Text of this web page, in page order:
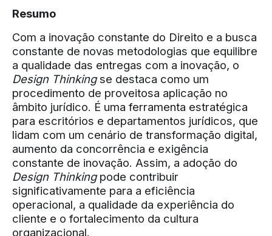
Resumo
Com a inovação constante do Direito e a busca
constante de novas metodologias que equilibre
a qualidade das entregas com a inovação, o
Design Thinkingse destaca como um
procedimento de proveitosa aplicação no
âmbito jurídico. É uma ferramenta estratégica
para escritórios e departamentos jurídicos, que
lidam com um cenário de transformação digital,
aumento da concorrência e exigência
constante de inovação. Assim, a adoção do
Design Thinkingpode contribuir
significativamente para a eficiência
operacional, a qualidade da experiência do
cliente e o fortalecimento da cultura
organizacional.